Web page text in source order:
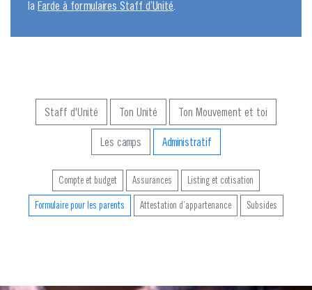
la Farde à formulaires Staff d’Unité.
Staff d'Unité Ton Unité Ton Mouvement et toi
Les camps Administratif
Compte et budget Assurances Listing et cotisation
Formulaire pour les parents Attestation d’appartenance Subsides